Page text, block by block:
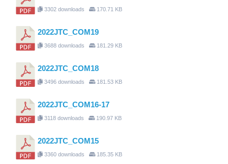
3302 downloads 170.71 KB
2022JTC_COM19
3688 downloads 181.29 KB
2022JTC_COM18
3496 downloads 181.53 KB
2022JTC_COM16-17
3118 downloads 190.97 KB
2022JTC_COM15
3360 downloads 185.35 KB